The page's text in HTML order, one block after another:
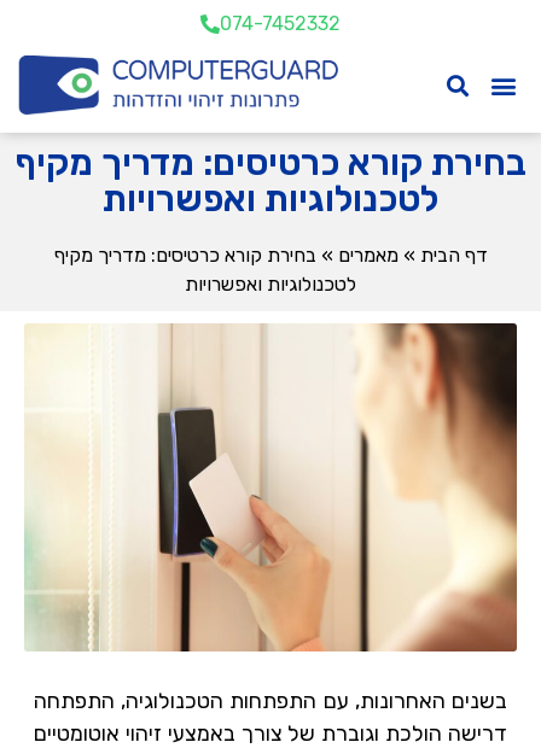
074-7452332
בחירת קורא כרטיסים: מדריך מקיף
לטכנולוגיות ואפשרויות
דף הבית »מאמרים » בחירת קורא כרטיסים: מדריך מקיף
לטכנולוגיות ואפשרויות
בשנים האחרונות, עם התפתחות הטכנולוגיה, התפתחה
דרישה הולכת וגוברת של צורך באמצעי זיהוי אוטומטיים